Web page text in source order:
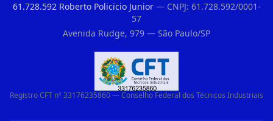
61.728.592 Roberto Policicio Junior— CNPJ: 61.728.592/0001-
57
Avenida Rudge, 979 — São Paulo/SP
Registro CFT nº 33176235860 — Conselho Federal dos Técnicos Industriais